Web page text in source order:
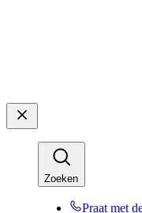
Zoeken​​
Praat met